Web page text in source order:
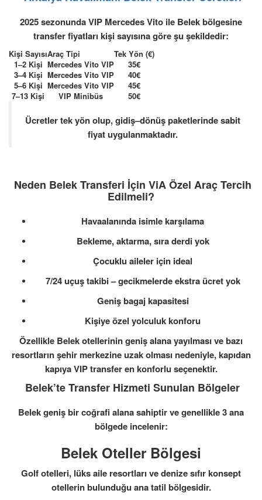
2025 sezonundaVIP Mercedes Vito ile Belek bölgesine
transfer fiyatları kişi sayısına göre şu şekildedir:
Kişi SayısıAraç Tipi
Tek Yön (€)
1–2 Kişi Mercedes Vito VIP
35€
3–4 Kişi Mercedes Vito VIP
40€
5–6 Kişi Mercedes Vito VIP
45€
7–13 Kişi
VIP Minibüs 50€
Ücretler tek yön olup, gidiş–dönüş paketlerinde sabit
fiyat uygulanmaktadır.
Neden Belek Transferi İçin ViA Özel Araç Tercih
Edilmeli?
Havaalanında isimle karşılama
Bekleme, aktarma, sıra derdi yok
Çocuklu aileler için ideal
7/24 uçuş takibi – gecikmelerde ekstra ücret yok
Geniş bagaj kapasitesi
Kişiye özel yolculuk konforu
Özellikle Belek otellerinin geniş alana yayılması ve bazı
resortların şehir merkezine uzak olması nedeniyle,kapıdan
kapıya VIP transferen konforlu seçenektir.
Belek’te Transfer Hizmeti Sunulan Bölgeler
Belek geniş bir coğrafi alana sahiptir ve genellikle 3 ana
bölgede incelenir:
Belek Oteller Bölgesi
Golf otelleri, lüks aile resortları ve denize sıfır konsept
otellerin bulunduğu ana tatil bölgesidir.